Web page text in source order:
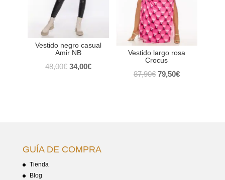
Vestido negro casual
Amir NB
48,00€ El
34,00€El
Vestido largo rosa
Crocus
87,90€ El
79,50€El
GUÍA DE COMPRA
Tienda
Blog